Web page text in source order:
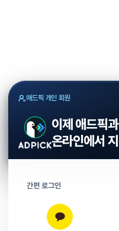
애드픽 개인 회원
이제 애드픽
온라인에서
간편 로그인